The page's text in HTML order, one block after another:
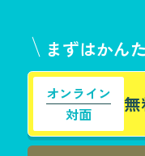
まずはかん
オンライン
対面